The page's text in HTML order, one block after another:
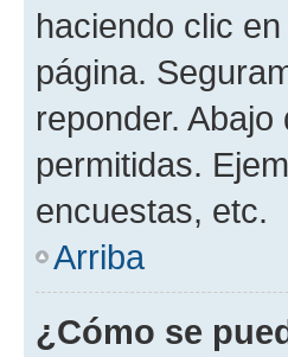
haciendo clic
página.
reponder.
permitidas.
encuestas, etc.
Arriba
¿Cómo se